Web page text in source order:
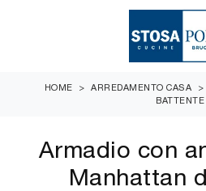
HOME > ARREDAMENTO CASA >
BATTENTE
Armadio con
Manhattan